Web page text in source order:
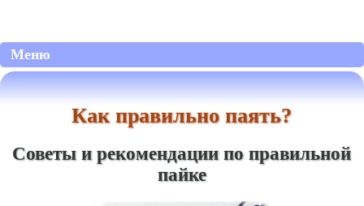
Меню
Как правильно паять?
Советы и рекомендации по правильной
пайке